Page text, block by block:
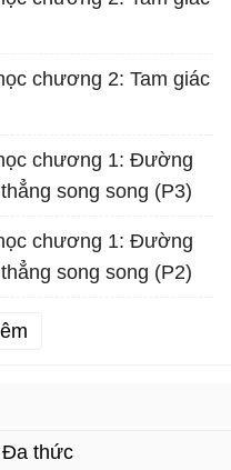
chương 2: Tam giác
chương 1: Đường
song song (P3)
chương 1: Đường
song song (P2)
Đa thức